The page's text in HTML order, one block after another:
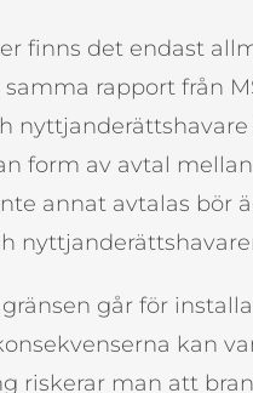
finns det endast
rapport från
form av avtal
annat avtalas bör
går för
kan
riskerar man att